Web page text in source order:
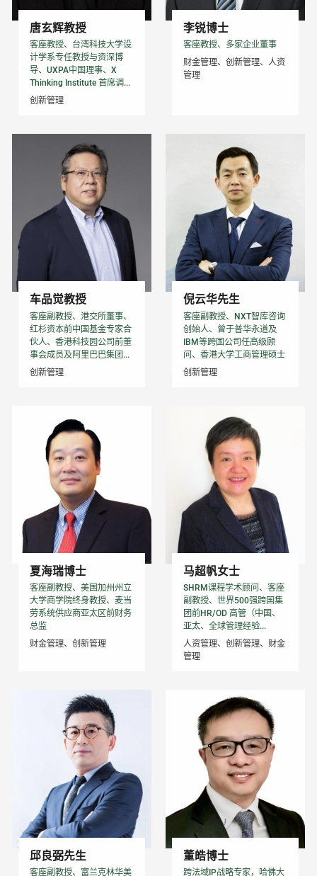
唐玄辉教授
客座教授、台湾科技大学设
计学系专任教授与资深博
导、UXPA中国理事、X
Thinking Institute 首席调...
创新管理
李锐博士
客座教授、多家企业董事
财金管理、创新管理、人资
管理
车品觉教授
客座副教授、港交所董事、
红杉资本前中国基金专家合
伙人、香港科技园公司前董
事会成员及阿里巴巴集团...
创新管理
倪云华先生
客座副教授、NXT智库咨询
创始人、曾于普华永道及
IBM等跨国公司任高级顾
问、香港大学工商管理硕士
创新管理
夏海瑞博士
客座副教授、美国加州州立
大学商学院终身教授、麦当
劳系统供应商亚太区前财务
总监
财金管理、创新管理
马超帆女士
SHRM课程学术顾问、客座
副教授、世界500强跨国集
团前HR/OD 高管（中国、
亚太、全球管理经验...
人资管理、创新管理、财金
管理
邱良弼先生
客座副教授、富兰克林华美
董皓博士
跨法域IP战略专家，哈佛大